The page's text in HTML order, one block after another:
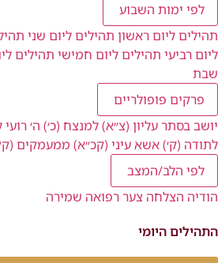
לפי ימות השבוע
תהילים ליום ראשון תהילים ליום שני
ליום רביעי תהילים ליום חמישי תהילים
שבת
פרקים פופולריים
יושב בסתר עליון (צ״א)למנצח (כ׳) ה׳
לתודה (ק׳)אשא עיני (קכ״א) ממעמקים
לפי הלב/המצב
הודיה הצלחה צעררפואה שמירה
התהילים היומי